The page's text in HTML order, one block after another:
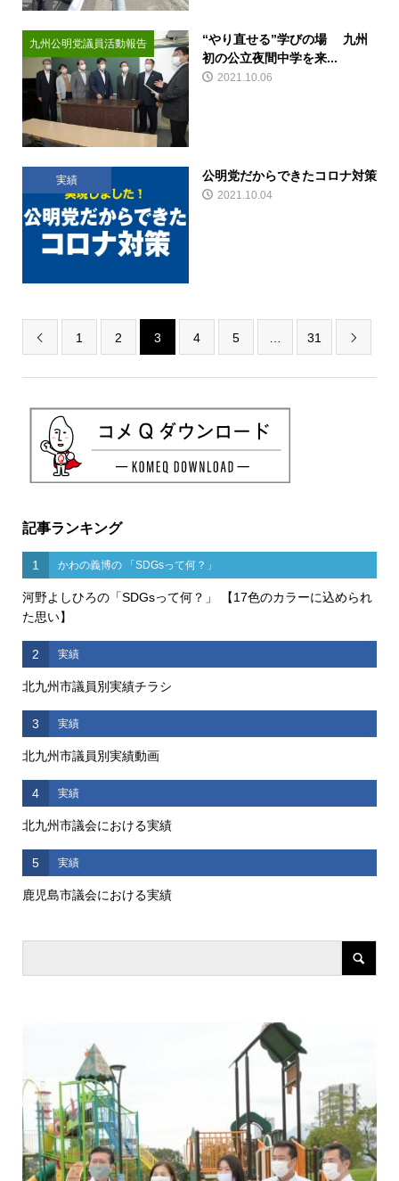
九州公明党議員活動報告
“やり直せる”学びの場 九州
初の公立夜間中学を来...
2021.10.06
実績 公明党だからできたコロナ対策
2021.10.04
 1 2 3 4 5 31 
記事ランキング
1 かわの義博の 「SDGsって何？」
河野よしひろの「SDGsって何？」 【17色のカラーに込められ
た思い】
2 実績
北九州市議員別実績チラシ
3 実績
北九州市議員別実績動画
4 実績
北九州市議会における実績
5 実績
鹿児島市議会における実績